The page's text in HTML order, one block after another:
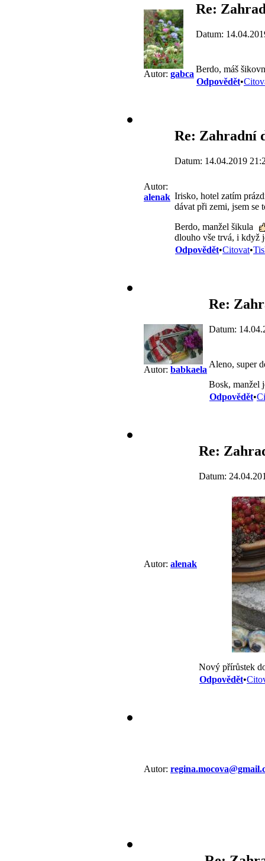
Autor: gabca
Re:
Datum:
Berdo, máš
Odpovědět•
Autor:
alenak
Re: Zahradní
Datum: 14.04.2019
Irisko, hotel zatím
dávat při zemi, jsem se
Berdo, manžel šikula
dlouho vše trvá, i když
Odpovědět•Citovat•
Autor: babkaela
Re:
Datum:
Aleno, super
Bosk, manžel
Odpovědět•
Autor: alenak
Re:
Datum:
Nový přírůstek
Odpovědět•
Autor: